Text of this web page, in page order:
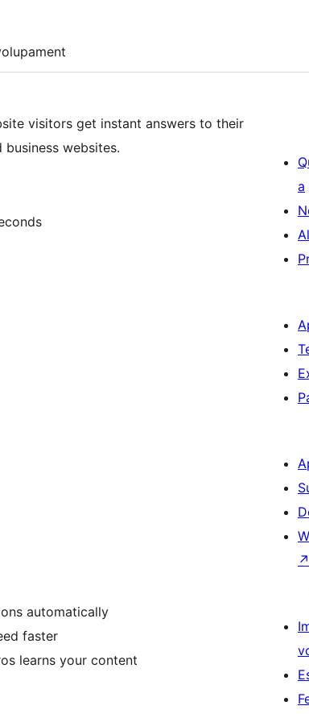
visitors get instant answers to their
websites.
automatically
faster
learns your content
a
↗